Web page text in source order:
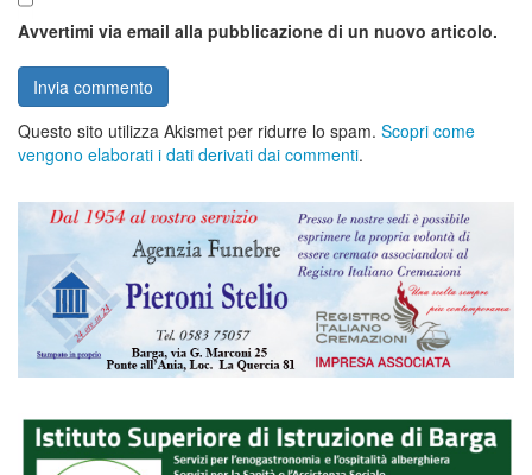
Avvertimi via email alla pubblicazione di un nuovo articolo.
Questo sito utilizza Akismet per ridurre lo spam. Scopri come
vengono elaborati i dati derivati dai commenti.